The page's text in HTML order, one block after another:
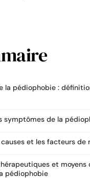
la pédiophobie :
symptômes de la
causes et les facteurs de
et moyens
pédiophobie